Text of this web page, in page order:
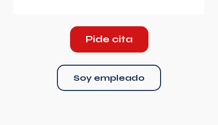
Pide cita
Soy empleado